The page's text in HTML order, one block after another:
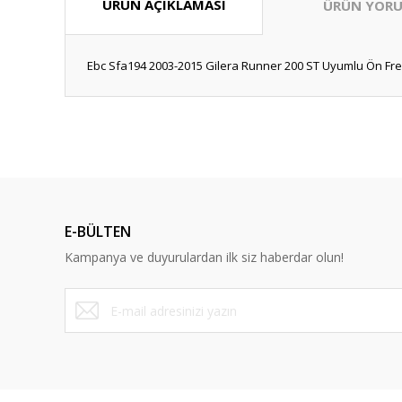
ÜRÜN AÇIKLAMASI ÜRÜN
Ebc Sfa194 2003-2015 Gilera Runner 200 ST Uyumlu Ön
Ürün bilgilerinde hatalar bulunuyor.
Ürün fiyatı diğer sitelerden daha pahalı.
Bu ürüne benzer farklı alternatifler olmalı.
E-BÜLTEN
Kampanya ve duyurulardan ilk siz haberdar olun!